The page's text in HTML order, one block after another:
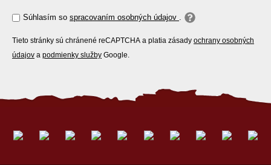
Súhlasím so spracovaním osobných údajov .
Tieto stránky sú chránené reCAPTCHA a platia zásady ochrany osobných
údajov a podmienky služby Google.